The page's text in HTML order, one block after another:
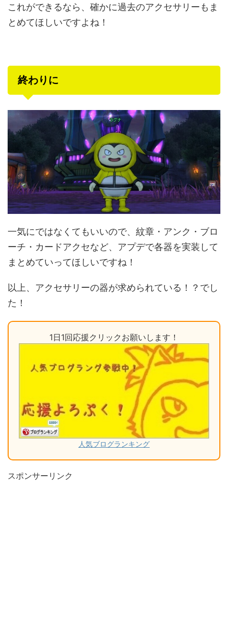
これができるなら、確かに過去のアクセサリーもま
とめてほしいですよね！
終わりに
一気にではなくてもいいので、紋章・アンク・ブロ
ーチ・カードアクセなど、アプデで各器を実装して
まとめていってほしいですね！
以上、アクセサリーの器が求められている！？でし
た！
1日1回応援クリックお願いします！
人気ブログランキング
スポンサーリンク